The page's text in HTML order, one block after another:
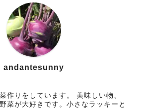
andantesunny
作りをしています。 美味しい物、
菜が大好きです。小さなラッキーと